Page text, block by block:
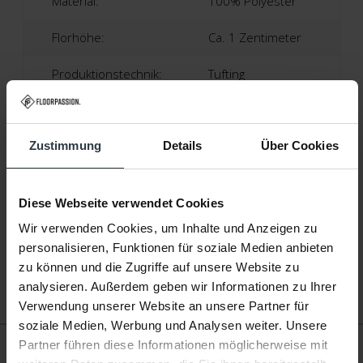
Zustimmung Details Über Cookies
Diese Webseite verwendet Cookies
Wir verwenden Cookies, um Inhalte und Anzeigen zu
personalisieren, Funktionen für soziale Medien anbieten
zu können und die Zugriffe auf unsere Website zu
analysieren. Außerdem geben wir Informationen zu Ihrer
Verwendung unserer Website an unsere Partner für
soziale Medien, Werbung und Analysen weiter. Unsere
Partner führen diese Informationen möglicherweise mit
Bewertungen
Florhöhe: Ca. 1 Zentimeter
Produktionstechnik: Tufting
Produktionsland:
Garantie: